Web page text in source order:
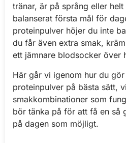
tränar, är på språng eller
balanserat första mål för
proteinpulver höjer du inte
du får även extra smak,
ett jämnare blodsocker över
Här går vi igenom hur du
proteinpulver på bästa sätt,
smakkombinationer som
bör tänka på för att få en så
på dagen som möjligt.